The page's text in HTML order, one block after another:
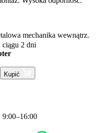
mechanika wewnątrz.
ciągu 2 dni
Kupić
9:00–16:00